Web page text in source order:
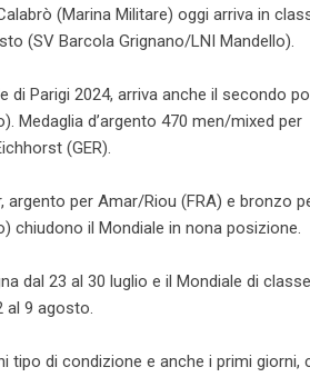
(Marina Militare) oggi arriva in
(SV Barcola Grignano/LNI Mandello).
di Parigi 2024, arriva anche il secondo
Medaglia d’argento 470 men/mixed per
(GER).
per Amar/Riou (FRA) e bronzo
chiudono il Mondiale in nona posizione.
dal 23 al 30 luglio e il Mondiale di
al 9 agosto.
tipo di condizione e anche i primi giorni,